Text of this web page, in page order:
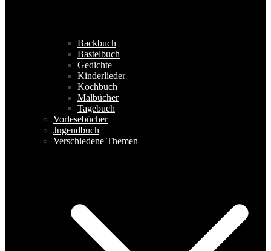
Backbuch
Bastelbuch
Gedichte
Kinderlieder
Kochbuch
Malbücher
Tagebuch
Vorlesebücher
Jugendbuch
Verschiedene Themen